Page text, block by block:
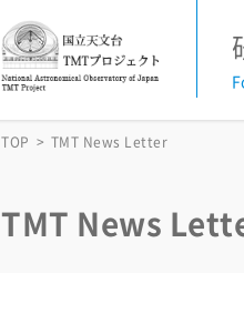
お知らせ
TMT News
TOP TMT News Letter